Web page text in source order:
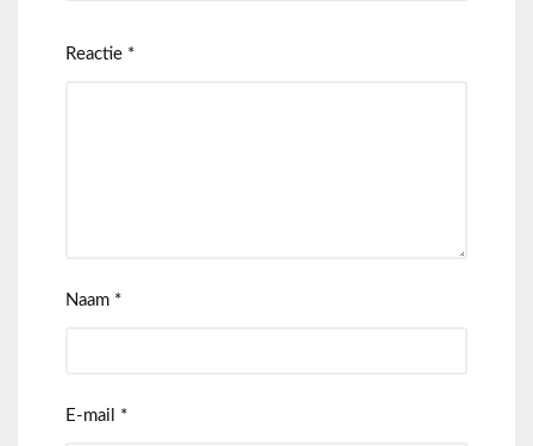
Reactie *
Naam *
E-mail *